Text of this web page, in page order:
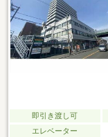
即引き渡し可
エレベーター